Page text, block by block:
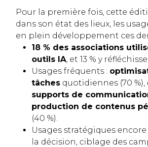
Pour la première fois, cette
dans son état des lieux, les
en plein développement ces
18 % des associations
outils IA, et 13 % y
Usages fréquents :
tâches quotidiennes (70 %),
supports de
production de contenus
(40 %).
Usages stratégiques encore
la décision, ciblage des